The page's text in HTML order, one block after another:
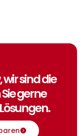
sind die
gerne